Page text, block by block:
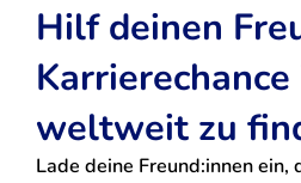
Hilf deinen
weltweit zu
Lade deine Freund:innen